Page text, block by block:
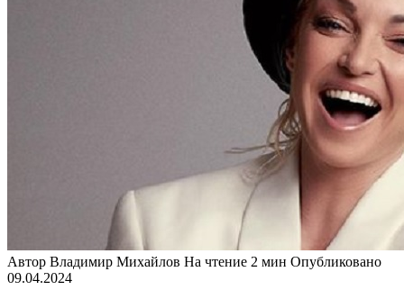
Автор Владимир Михайлов На чтение 2 мин Опубликовано
09.04.2024